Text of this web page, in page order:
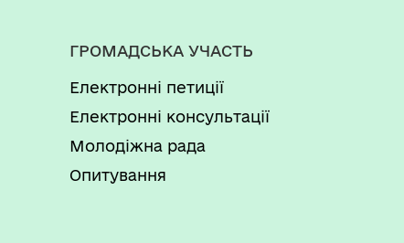
ГРОМАДСЬКА УЧАСТЬ
Електронні петиції
Електронні консультації
Молодіжна рада
Опитування